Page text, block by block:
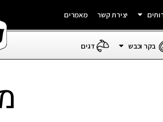
יצירת קשר מאמרים
בקר וכבש דגים